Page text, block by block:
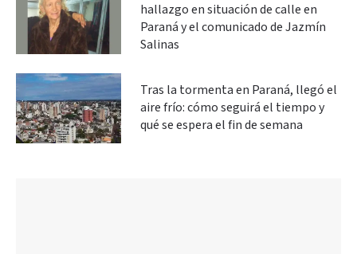
hallazgo en situación de calle en
Paraná y el comunicado de Jazmín
Salinas
Tras la tormenta en Paraná, llegó el
aire frío: cómo seguirá el tiempo y
qué se espera el fin de semana